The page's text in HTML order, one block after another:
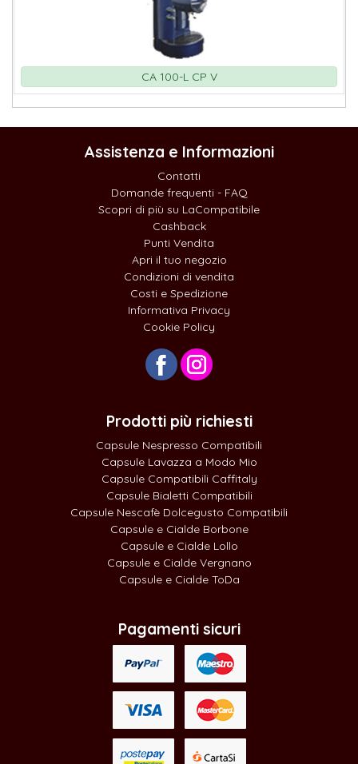
CA 100-L CP V
Assistenza e Informazioni
Contatti
Domande frequenti - FAQ
Scopri di più su LaCompatibile
Cashback
Punti Vendita
Apri il tuo negozio
Condizioni di vendita
Costi e Spedizione
Informativa Privacy
Cookie Policy
Prodotti più richiesti
Capsule Nespresso Compatibili
Capsule Lavazza a Modo Mio
Capsule Compatibili Caffitaly
Capsule Bialetti Compatibili
Capsule Nescafè Dolcegusto Compatibili
Capsule e Cialde Borbone
Capsule e Cialde Lollo
Capsule e Cialde Vergnano
Capsule e Cialde ToDa
Pagamenti sicuri